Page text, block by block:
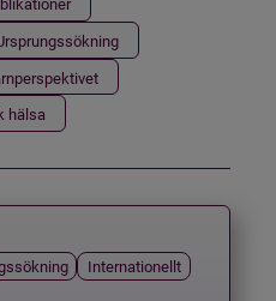
hälsa
Internationellt